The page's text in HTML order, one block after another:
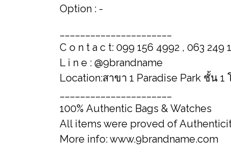
Option : -
C o n t a c t: 099 156 4992 , 063 249
L i n e : @9brandname
Location:สาขา 1 Paradise Park ชั้น
100% Authentic Bags & Watches
All items were proved of
More info: www.9brandname.com